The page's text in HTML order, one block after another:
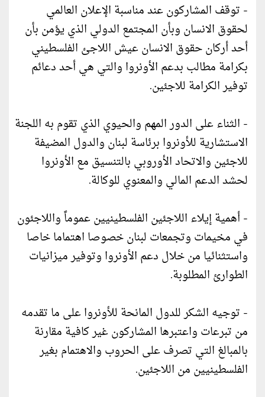
- توقف المشاركون عند مناسبة الإعلان العالمي
لحقوق الانسان وبأن المجتمع الدولي الذي يؤمن بأن
أحد أركان حقوق الانسان عيش اللاجئ الفلسطيني
بكرامة مطالب بدعم الأونروا والتي هي أحد دعائم
توفير الكرامة للاجئين.
- الثناء على الدور المهم والحيوي الذي تقوم به اللجنة
الاستشارية للأونروا برئاسة لبنان والدول المضيفة
للاجئين والاتحاد الأوروبي بالتنسيق مع الأونروا
لحشد الدعم المالي والمعنوي للوكالة.
- أهمية إيلاء اللاجئين الفلسطينيين عموماً واللاجئون
في مخيمات وتجمعات لبنان خصوصا اهتماما خاصا
واستثنائيا من خلال دعم الأونروا وتوفير ميزانيات
الطوارئ المطلوبة.
- توجيه الشكر للدول المانحة للأونروا على ما تقدمه
من تبرعات واعتبرها المشاركون غير كافية مقارنة
بالمبالغ التي تصرف على الحروب والاهتمام بغير
الفلسطينيين من اللاجئين.